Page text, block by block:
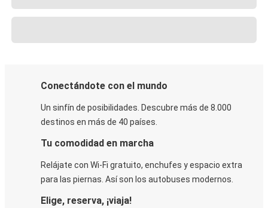
Conectándote con el mundo
Un sinfín de posibilidades. Descubre más de 8.000
destinos en más de 40 países.
Tu comodidad en marcha
Relájate con Wi-Fi gratuito, enchufes y espacio extra
para las piernas. Así son los autobuses modernos.
Elige, reserva, ¡viaja!